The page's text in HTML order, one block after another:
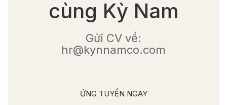
cùng Kỳ Nam
Gửi CV về:
hr@kynnamco.com
ỨNG TUYỂN NGAY